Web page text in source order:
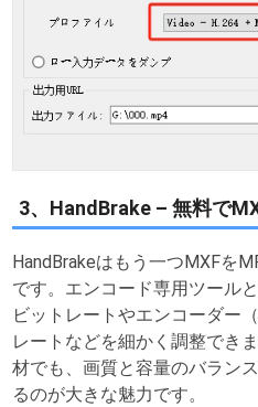
3、HandBrake – 無料で
HandBrakeはもう一つMXFを
です。エンコード専用ツール
ビットレートやエンコーダー
レートなどを細かく調整でき
材でも、画質と容量のバラン
るのが大きな魅力です。